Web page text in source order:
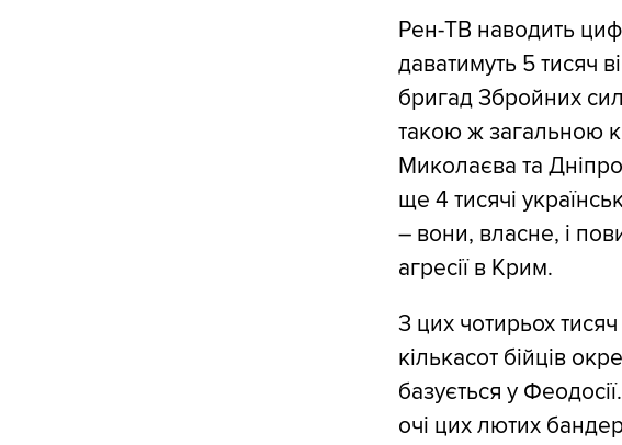
Рен-ТВ наводить
даватимуть 5 тисяч
бригад Збройних
такою ж загальною
Миколаєва та
ще 4 тисячі
– вони, власне, і
агресії в Крим.
З цих чотирьох
кількасот бійців
базується у
очі цих лютих